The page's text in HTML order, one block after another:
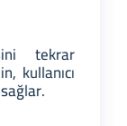
tekrar
kullanıcı